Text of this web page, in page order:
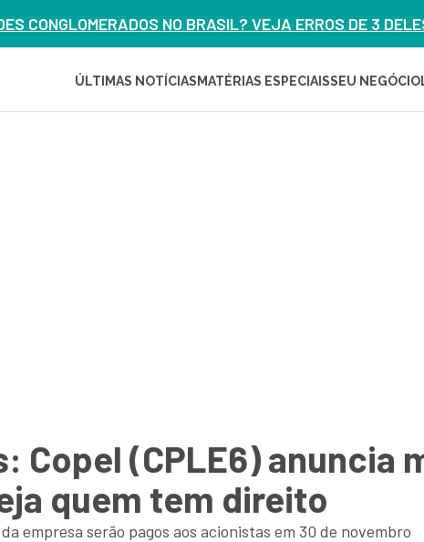
CONGLOMERADOS NO BRASIL? VEJA ERROS DE 3
ÚLTIMAS NOTÍCIAS MATÉRIAS ESPECIAISSEU NEGÓCIO
(CPLE6) anuncia
quem tem direito
empresa serão pagos aos acionistas em 30 de novembro